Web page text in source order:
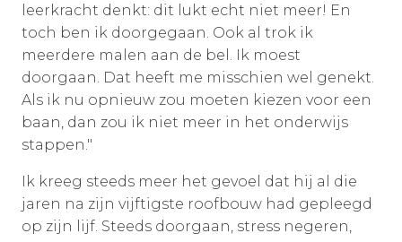
leerkracht denkt: dit lukt echt niet meer! En
toch ben ik doorgegaan. Ook al trok ik
meerdere malen aan de bel. Ik moest
doorgaan. Dat heeft me misschien wel genekt.
Als ik nu opnieuw zou moeten kiezen voor een
baan, dan zou ik niet meer in het onderwijs
stappen."
Ik kreeg steeds meer het gevoel dat hij al die
jaren na zijn vijftigste roofbouw had gepleegd
op zijn lijf. Steeds doorgaan, stress negeren,